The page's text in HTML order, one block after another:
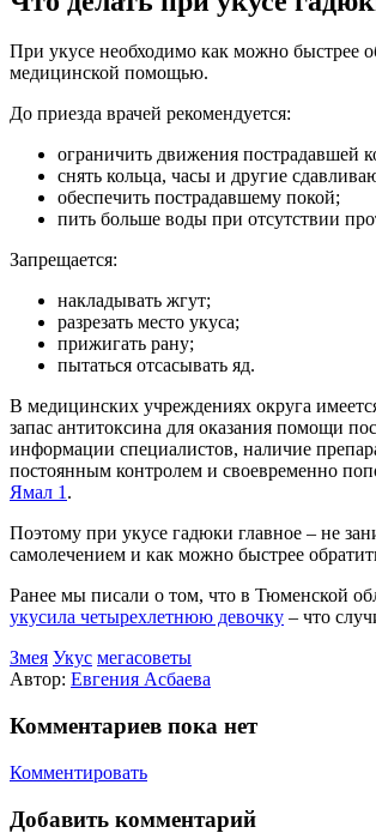
При укусе необходимо как можно быстрее
медицинской помощью.
До приезда врачей рекомендуется:
ограничить движения пострадавшей
снять кольца, часы и другие
обеспечить пострадавшему покой;
пить больше воды при отсутствии
Запрещается:
накладывать жгут;
разрезать место укуса;
прижигать рану;
пытаться отсасывать яд.
В медицинских учреждениях округа
запас антитоксина для оказания помощи
информации специалистов, наличие
постоянным контролем и своевременно
Ямал 1.
Поэтому при укусе гадюки главное – не
самолечением и как можно быстрее
Ранее мы писали о том, что в Тюменской
укусила четырехлетнюю девочку – что
Змея Укус мегасоветы
Автор: Евгения Асбаева
Комментариев пока нет
Комментировать
Добавить комментарий